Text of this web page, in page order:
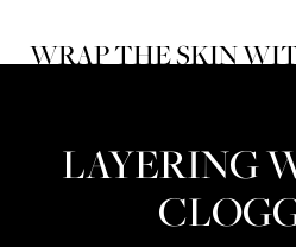
WRAP THE SKIN
LAYERING